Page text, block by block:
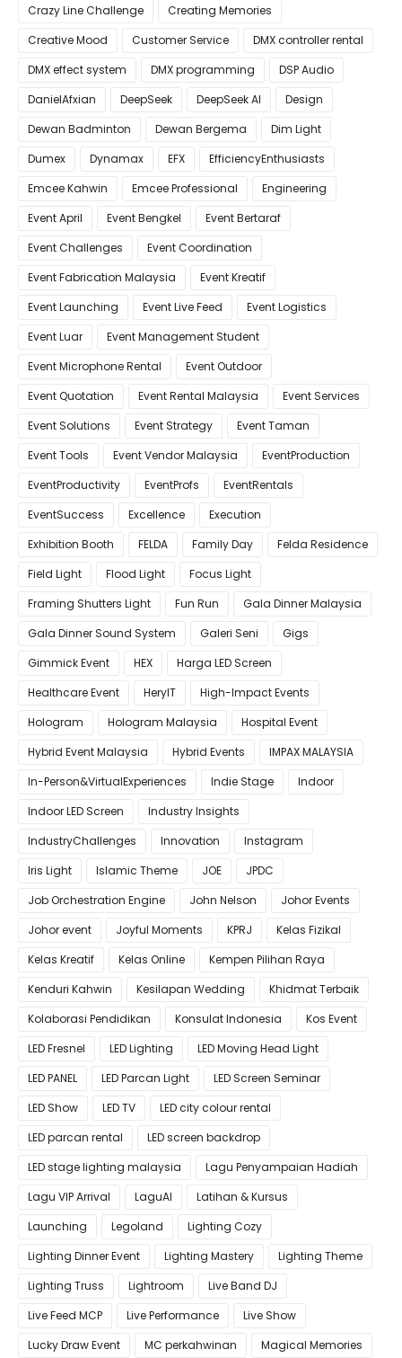
Crazy Line Challenge
Creating Memories
Creative Mood
Customer Service
DMX controller rental
DMX effect system
DMX programming
DSP Audio
DanielAfxian
DeepSeek DeepSeek AI
Design
Dewan Badminton
Dewan Bergema
Dim Light
Dumex
Dynamax EFX
EfficiencyEnthusiasts
Emcee Kahwin
Emcee Professional
Engineering
Event April
Event Bengkel
Event Bertaraf
Event Challenges
Event Coordination
Event Fabrication Malaysia
Event Kreatif
Event Launching
Event Live Feed
Event Logistics
Event Luar
Event Management Student
Event Microphone Rental
Event Outdoor
Event Quotation
Event Rental Malaysia
Event Services
Event Solutions
Event Strategy
Event Taman
Event Tools
Event Vendor Malaysia
EventProduction
EventProductivity
EventProfs
EventRentals
EventSuccess
Excellence
Execution
Exhibition Booth
FELDA Family Day
Felda Residence
Field Light
Flood Light
Focus Light
Framing Shutters Light
Fun Run
Gala Dinner Malaysia
Gala Dinner Sound System
Galeri Seni
Gigs
Gimmick Event
HEX
Harga LED Screen
Healthcare Event
HeryIT
High-Impact Events
Hologram
Hologram Malaysia
Hospital Event
Hybrid Event Malaysia
Hybrid Events
IMPAX MALAYSIA
In-Person&VirtualExperiences
Indie Stage
Indoor
Indoor LED Screen
Industry Insights
IndustryChallenges
Innovation
Instagram
Iris Light
Islamic Theme JOE
JPDC
Job Orchestration Engine
John Nelson
Johor Events
Johor event
Joyful Moments KPRJ
Kelas Fizikal
Kelas Kreatif
Kelas Online
Kempen Pilihan Raya
Kenduri Kahwin
Kesilapan Wedding
Khidmat Terbaik
Kolaborasi Pendidikan
Konsulat Indonesia
Kos Event
LED Fresnel
LED Lighting
LED Moving Head Light
LED PANEL
LED Parcan Light
LED Screen Seminar
LED Show
LED TV
LED city colour rental
LED parcan rental
LED screen backdrop
LED stage lighting malaysia
Lagu Penyampaian Hadiah
Lagu VIP Arrival
LaguAI
Latihan & Kursus
Launching
Legoland
Lighting Cozy
Lighting Dinner Event
Lighting Mastery
Lighting Theme
Lighting Truss
Lightroom
Live Band DJ
Live Feed MCP
Live Performance
Live Show
Lucky Draw Event
MC perkahwinan Magical Memories